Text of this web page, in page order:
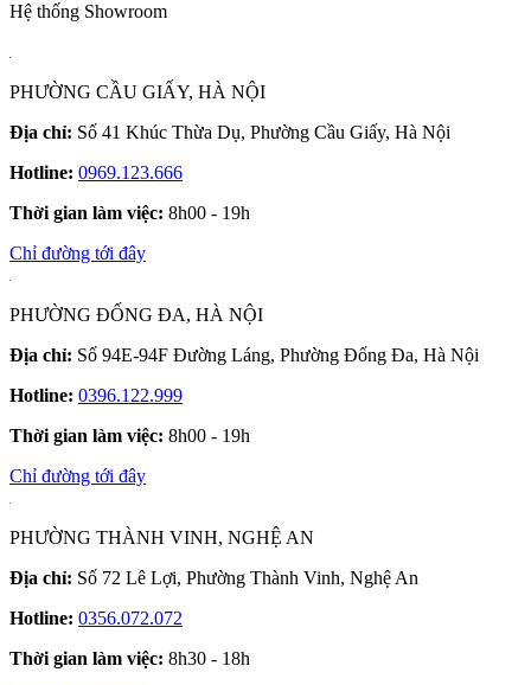
Hệ thống Showroom
PHƯỜNG CẦU GIẤY, HÀ NỘI
Địa chỉ: Số 41 Khúc Thừa Dụ, Phường Cầu Giấy, Hà Nội
Hotline: 0969.123.666
Thời gian làm việc: 8h00 - 19h
Chỉ đường tới đây
PHƯỜNG ĐỐNG ĐA, HÀ NỘI
Địa chỉ: Số 94E-94F Đường Láng, Phường Đống Đa, Hà Nội
Hotline: 0396.122.999
Thời gian làm việc: 8h00 - 19h
Chỉ đường tới đây
PHƯỜNG THÀNH VINH, NGHỆ AN
Địa chỉ: Số 72 Lê Lợi, Phường Thành Vinh, Nghệ An
Hotline: 0356.072.072
Thời gian làm việc: 8h30 - 18h